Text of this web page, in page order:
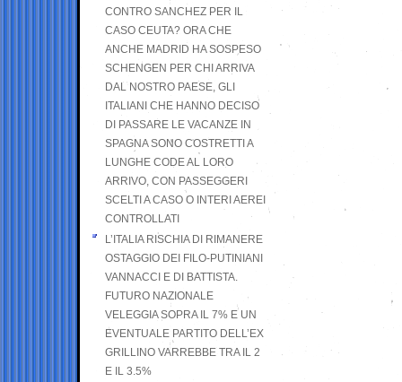
CONTRO SANCHEZ PER IL
CASO CEUTA? ORA CHE
ANCHE MADRID HA SOSPESO
SCHENGEN PER CHI ARRIVA
DAL NOSTRO PAESE, GLI
ITALIANI CHE HANNO DECISO
DI PASSARE LE VACANZE IN
SPAGNA SONO COSTRETTI A
LUNGHE CODE AL LORO
ARRIVO, CON PASSEGGERI
SCELTI A CASO O INTERI AEREI
CONTROLLATI
L’ITALIA RISCHIA DI RIMANERE
OSTAGGIO DEI FILO-PUTINIANI
VANNACCI E DI BATTISTA.
FUTURO NAZIONALE
VELEGGIA SOPRA IL 7% E UN
EVENTUALE PARTITO DELL’EX
GRILLINO VARREBBE TRA IL 2
E IL 3.5%